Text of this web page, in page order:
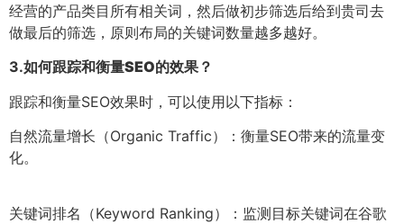
经营的产品类目所有相关词，然后做初步筛选后给到贵司去
做最后的筛选，原则布局的关键词数量越多越好。
3.如何跟踪和衡量SEO的效果？
跟踪和衡量SEO效果时，可以使用以下指标：
自然流量增长（Organic Traffic）：衡量SEO带来的流量变
化。
关键词排名（Keyword Ranking）：监测目标关键词在谷歌